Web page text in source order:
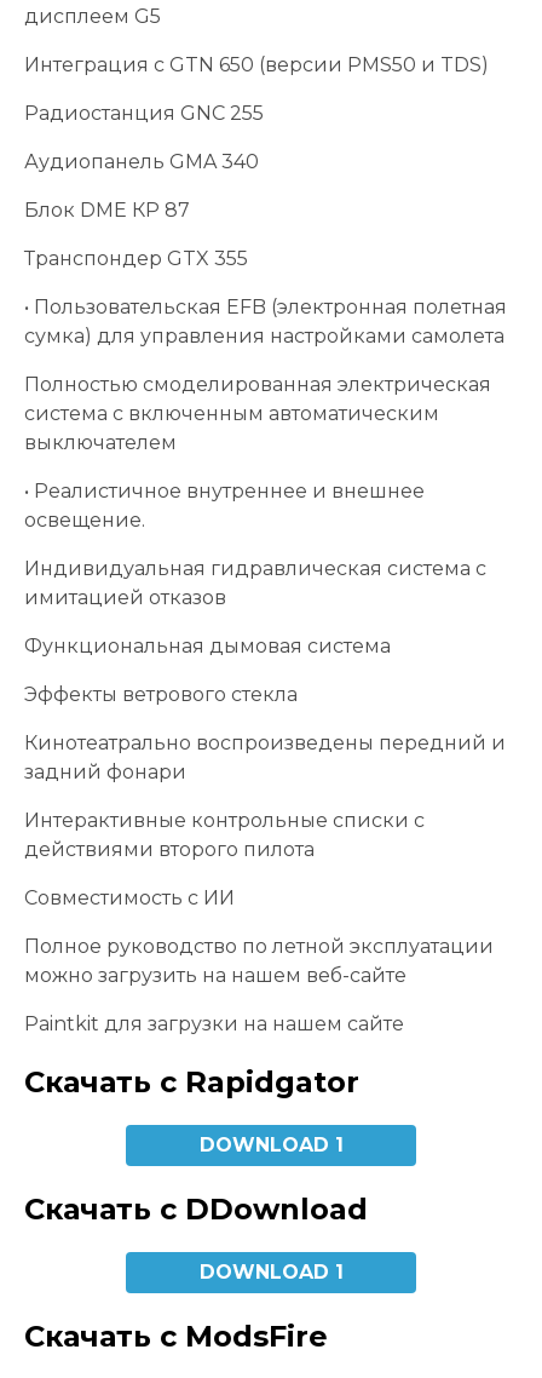
дисплеем G5
Интеграция с GTN 650 (версии PMS50 и TDS)
Радиостанция GNC 255
Аудиопанель GMA 340
Блок DME КР 87
Транспондер GTX 355
• Пользовательская EFB (электронная полетная
сумка) для управления настройками самолета
Полностью смоделированная электрическая
система с включенным автоматическим
выключателем
• Реалистичное внутреннее и внешнее
освещение.
Индивидуальная гидравлическая система с
имитацией отказов
Функциональная дымовая система
Эффекты ветрового стекла
Кинотеатрально воспроизведены передний и
задний фонари
Интерактивные контрольные списки с
действиями второго пилота
Совместимость с ИИ
Полное руководство по летной эксплуатации
можно загрузить на нашем веб-сайте
Paintkit для загрузки на нашем сайте
Скачать с Rapidgator
DOWNLOAD 1
Скачать с DDownload
DOWNLOAD 1
Скачать с ModsFire